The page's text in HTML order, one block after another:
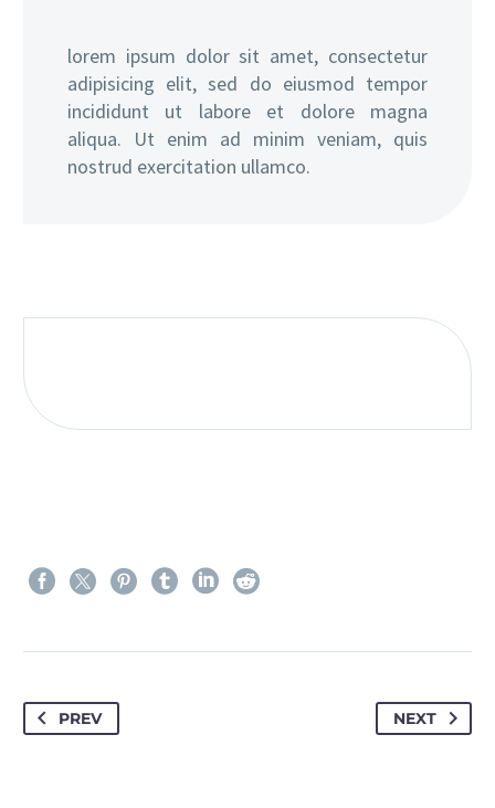
lorem ipsum dolor sit amet, consectetur
adipisicing elit, sed do eiusmod tempor
incididunt ut labore et dolore magna
aliqua. Ut enim ad minim veniam, quis
nostrud exercitation ullamco.
PREV NEXT